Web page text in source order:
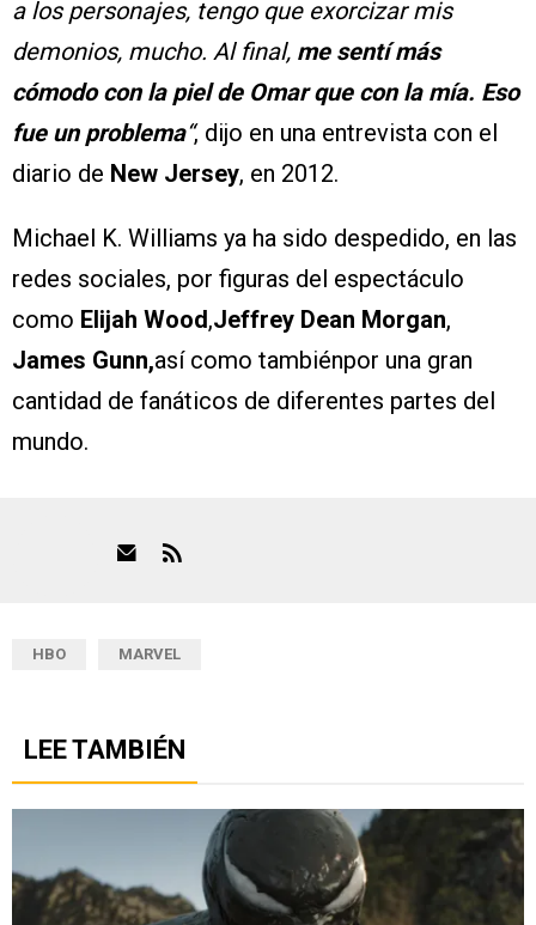
a los personajes, tengo que exorcizar mis
demonios, mucho. Al final, me sentí más
cómodo con la piel de Omar que con la mía. Eso
fue un problema“, dijo en una entrevista con el
diario de New Jersey, en 2012.
Michael K. Williams ya ha sido despedido, en las
redes sociales, por figuras del espectáculo
como Elijah Wood,Jeffrey Dean Morgan,
James Gunn,así como tambiénpor una gran
cantidad de fanáticos de diferentes partes del
mundo.
HBO MARVEL
LEE TAMBIÉN